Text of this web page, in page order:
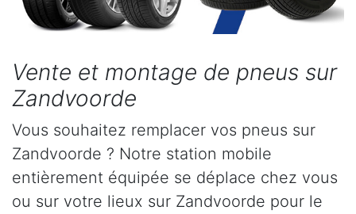
Vente et montage de pneus sur
Zandvoorde
Vous souhaitez remplacer vos pneus sur
Zandvoorde ? Notre station mobile
entièrement équipée se déplace chez vous
ou sur votre lieux sur Zandvoorde pour le